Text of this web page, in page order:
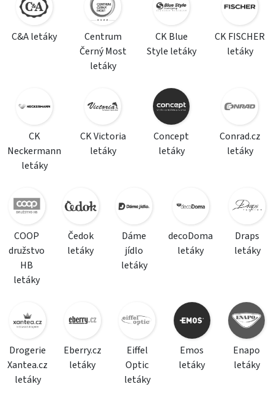
C&A letáky
Centrum
Černý Most
letáky
CK Blue
Style letáky
CK FISCHER
letáky
CK
Neckermann
letáky
CK Victoria
letáky
Concept
letáky
Conrad.cz
letáky
COOP
družstvo
HB
letáky
Čedok
letáky
Dáme
jídlo
letáky
decoDoma
letáky
Draps
letáky
Drogerie
Xantea.cz
letáky
Eberry.cz
letáky
Eiffel
Optic
letáky
Emos
letáky
Enapo
letáky